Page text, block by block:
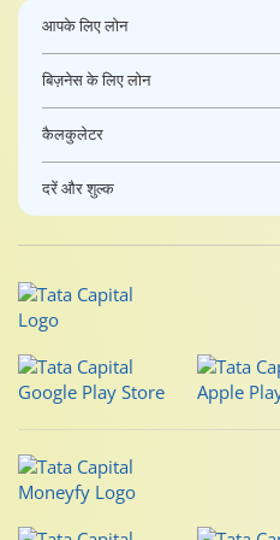
आपके लिए लोन
बिज़नेस के लिए लोन
कैलकुलेटर
दरें और शुल्क